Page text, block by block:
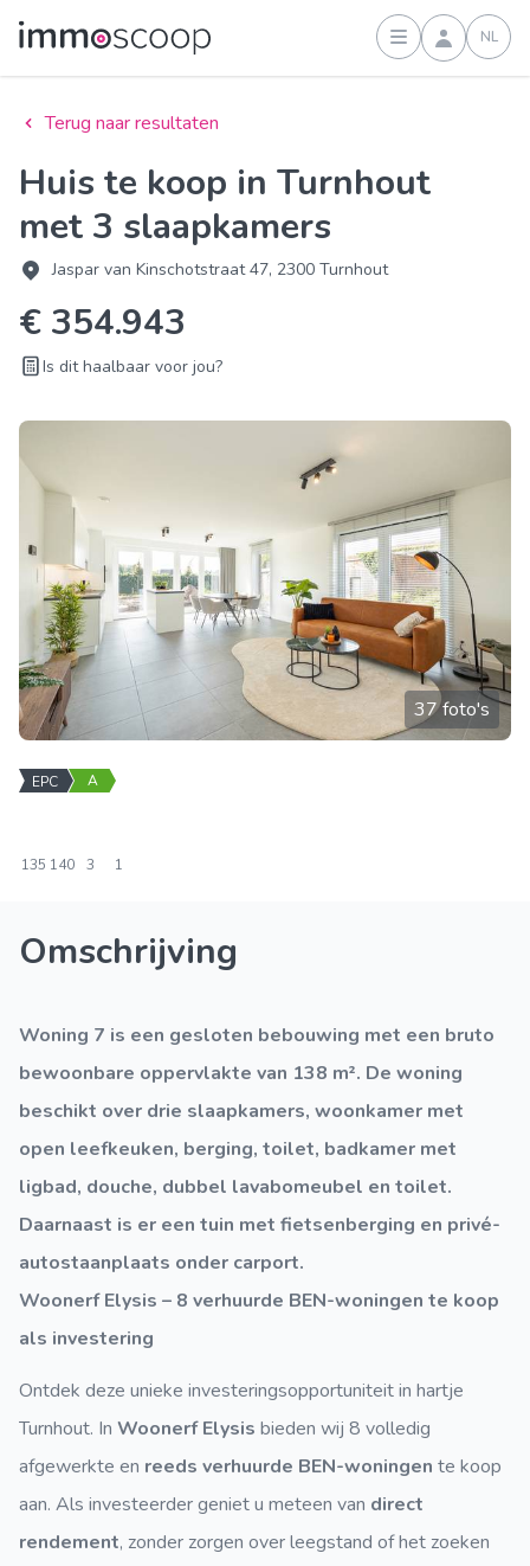
Inloggen
NL
Terug naar resultaten
Huis te koop in Turnhout
met 3 slaapkamers
Jaspar van Kinschotstraat 47, 2300 Turnhout
€ 354.943
Is dit haalbaar voor jou?
37 foto's
EPC A
135 140 3 1
Omschrijving
Woning 7 is een gesloten bebouwing met een bruto
bewoonbare oppervlakte van 138 m². De woning
beschikt over drie slaapkamers, woonkamer met
open leefkeuken, berging, toilet, badkamer met
ligbad, douche, dubbel lavabomeubel en toilet.
Daarnaast is er een tuin met fietsenberging en privé-
autostaanplaats onder carport.
Woonerf Elysis – 8 verhuurde BEN-woningen te koop
als investering
Ontdek deze unieke investeringsopportuniteit in hartje
Turnhout. In Woonerf Elysis bieden wij 8 volledig
afgewerkte en reeds verhuurde BEN-woningen te koop
aan. Als investeerder geniet u meteen van direct
rendement, zonder zorgen over leegstand of het zoeken